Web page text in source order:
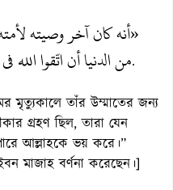
«أنه كان آخر وصيته
من الدنيا أن اتّقوا.
মৃত্যুকালে তাঁর উম্মাতের জন্য
গ্রহণ ছিল, তারা যেন
আল্লাহকে ভয় করে।”
মাজাহ বর্ণনা করেছেন।]